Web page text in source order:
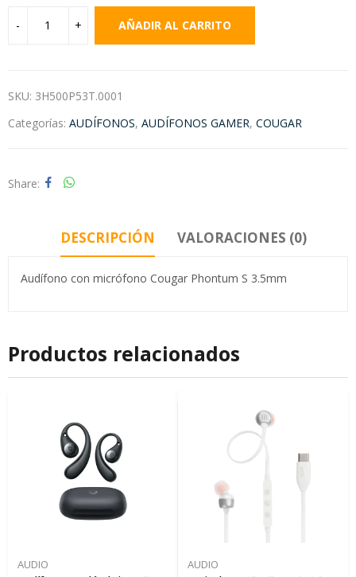
AÑADIR AL CARRITO
SKU: 3H500P53T.0001
Categorías: AUDÍFONOS, AUDÍFONOS GAMER, COUGAR
Share
DESCRIPCIÓN VALORACIONES (0)
Audífono con micrófono Cougar Phontum S 3.5mm
Productos relacionados
AUDIO AUDIO